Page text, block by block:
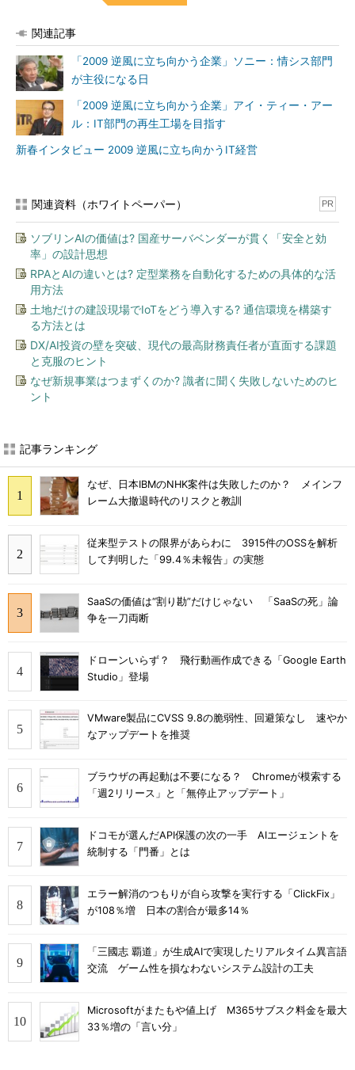
関連記事
「2009 逆風に立ち向かう企業」ソニー：情シス部門
が主役になる日
「2009 逆風に立ち向かう企業」アイ・ティー・アー
ル：IT部門の再生工場を目指す
新春インタビュー 2009 逆風に立ち向かうIT経営
関連資料（ホワイトペーパー） PR
ソブリンAIの価値は? 国産サーバベンダーが貫く「安全と効
率」の設計思想
RPAとAIの違いとは? 定型業務を自動化するための具体的な活
用方法
土地だけの建設現場でIoTをどう導入する? 通信環境を構築す
る方法とは
DX/AI投資の壁を突破、現代の最高財務責任者が直面する課題
と克服のヒント
なぜ新規事業はつまずくのか? 識者に聞く失敗しないためのヒ
ント
記事ランキング
なぜ、日本IBMのNHK案件は失敗したのか？ メインフ
レーム大撤退時代のリスクと教訓
従来型テストの限界があらわに 3915件のOSSを解析
して判明した「99.4％未報告」の実態
SaaSの価値は“割り勘”だけじゃない 「SaaSの死」論
争を一刀両断
ドローンいらず？ 飛行動画作成できる「Google Earth
Studio」登場
VMware製品にCVSS 9.8の脆弱性、回避策なし 速やか
なアップデートを推奨
ブラウザの再起動は不要になる？ Chromeが模索する
「週2リリース」と「無停止アップデート」
ドコモが選んだAPI保護の次の一手 AIエージェントを
統制する「門番」とは
エラー解消のつもりが自ら攻撃を実行する「ClickFix」
が108％増 日本の割合が最多14％
「三國志 覇道」が生成AIで実現したリアルタイム異言語
交流 ゲーム性を損なわないシステム設計の工夫
Microsoftがまたもや値上げ M365サブスク料金を最大
33％増の「言い分」